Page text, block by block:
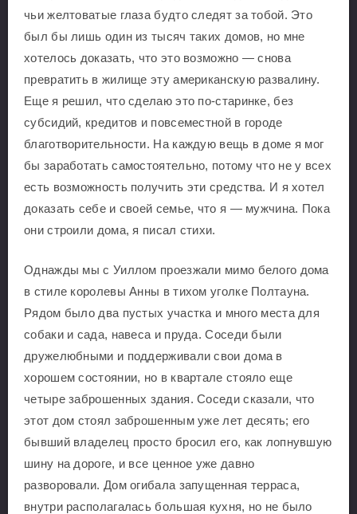
чьи желтоватые глаза будто следят за тобой. Это
был бы лишь один из тысяч таких домов, но мне
хотелось доказать, что это возможно — снова
превратить в жилище эту американскую развалину.
Еще я решил, что сделаю это по-старинке, без
субсидий, кредитов и повсеместной в городе
благотворительности. На каждую вещь в доме я мог
бы заработать самостоятельно, потому что не у всех
есть возможность получить эти средства. И я хотел
доказать себе и своей семье, что я — мужчина. Пока
они строили дома, я писал стихи.
Однажды мы с Уиллом проезжали мимо белого дома
в стиле королевы Анны в тихом уголке Полтауна.
Рядом было два пустых участка и много места для
собаки и сада, навеса и пруда. Соседи были
дружелюбными и поддерживали свои дома в
хорошем состоянии, но в квартале стояло еще
четыре заброшенных здания. Соседи сказали, что
этот дом стоял заброшенным уже лет десять; его
бывший владелец просто бросил его, как лопнувшую
шину на дороге, и все ценное уже давно
разворовали. Дом огибала запущенная терраса,
внутри располагалась большая кухня, но не было